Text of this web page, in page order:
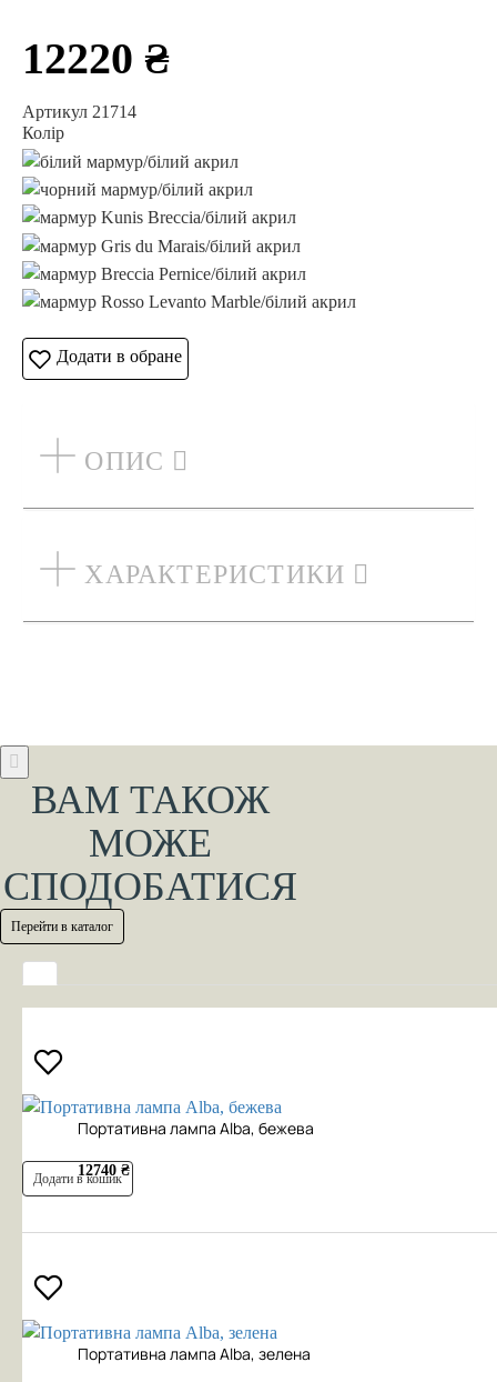
12220 ₴
Артикул 21714
Колір
Додати в обране
ОПИС
ХАРАКТЕРИСТИКИ
ВАМ ТАКОЖ
МОЖЕ
СПОДОБАТИСЯ
Перейти в каталог
Портативна лампа Alba, бежева
12740 ₴
Додати в кошик
Портативна лампа Alba, зелена